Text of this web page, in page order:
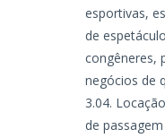
esportivas,
de
congêneres,
negócios de
de